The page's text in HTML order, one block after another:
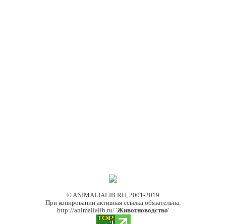
© ANIMALIALIB.RU, 2001-2019
При копировании активная ссылка обязательна:
http://animalialib.ru/ 'Животноводство'